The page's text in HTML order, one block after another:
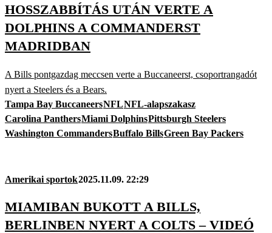
HOSSZABBÍTÁS UTÁN VERTE A
DOLPHINS A COMMANDERST
MADRIDBAN
A Bills pontgazdag meccsen verte a Buccaneerst, csoportrangadót
nyert a Steelers és a Bears.
Tampa Bay BuccaneersNFLNFL-alapszakasz
Carolina PanthersMiami DolphinsPittsburgh Steelers
Washington CommandersBuffalo BillsGreen Bay Packers
Amerikai sportok2025.11.09. 22:29
MIAMIBAN BUKOTT A BILLS,
BERLINBEN NYERT A COLTS – VIDEÓ